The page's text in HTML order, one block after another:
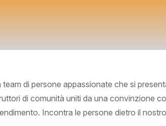
di persone appassionate che si
di comunità uniti da una convinzione
Incontra le persone dietro il